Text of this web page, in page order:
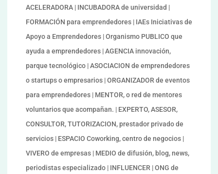
ACELERADORA | INCUBADORA de universidad |
FORMACIÓN para emprendedores | IAEs Iniciativas de
Apoyo a Emprendedores | Organismo PUBLICO que
ayuda a emprendedores | AGENCIA innovación,
parque tecnológico | ASOCIACION de emprendedores
o startups o empresarios | ORGANIZADOR de eventos
para emprendedores | MENTOR, o red de mentores
voluntarios que acompañan. | EXPERTO, ASESOR,
CONSULTOR, TUTORIZACION, prestador privado de
servicios | ESPACIO Coworking, centro de negocios |
VIVERO de empresas | MEDIO de difusión, blog, news,
periodistas especializado | INFLUENCER | ONG de